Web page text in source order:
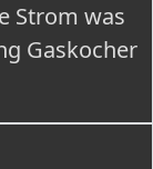
Strom was
Gaskocher